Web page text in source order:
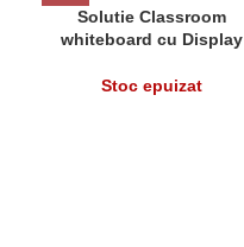
Solutie Classroom
whiteboard cu Display
Board® SBID-GX175 si
Stoc epuizat